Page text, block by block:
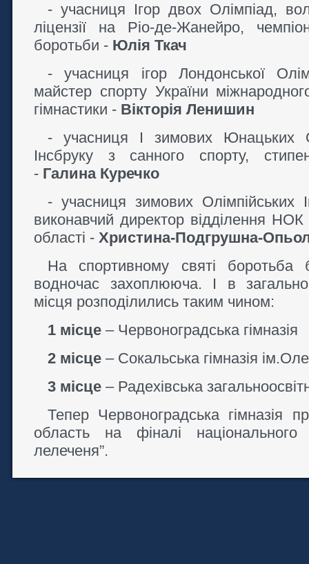
- учасниця Ігор двох Олімпіад,
ліцензії на Ріо-де-Жанейро,
боротьби - Юлія Ткач
- учасниця ігор Лондонської
майстер спорту України
гімнастики - Вікторія Ленишин
- учасниця І зимових Юнацьких
Інсбруку з санного спорту,
- Галина Куречко
- учасниця зимових Олімпійських
виконавчий директор відділення НОК
області - Христина-Подгрушна-
На спортивному святі боротьба
водночас захоплююча. І в
місця розподілились таким чином:
1 місце – Червоноградська гімназія
2 місце – Сокальська гімназія
3 місце – Радехівська
Тепер Червоноградська гімназія
область на фіналі національного
лелеченя”.